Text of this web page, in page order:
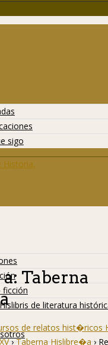
sigo
ficción
de literatura
Taberna
de relatos hist�ricos
› Taberna Hislibre�a ›